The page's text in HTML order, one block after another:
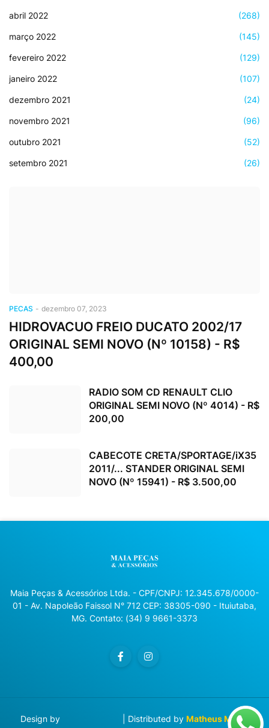
abril 2022 (268)
março 2022 (145)
fevereiro 2022 (129)
janeiro 2022 (107)
dezembro 2021 (24)
novembro 2021 (96)
outubro 2021 (52)
setembro 2021 (26)
PECAS - dezembro 07, 2023
HIDROVACUO FREIO DUCATO 2002/17
ORIGINAL SEMI NOVO (Nº 10158) - R$
400,00
RADIO SOM CD RENAULT CLIO
ORIGINAL SEMI NOVO (Nº 4014) - R$
200,00
CABECOTE CRETA/SPORTAGE/iX35
2011/... STANDER ORIGINAL SEMI
NOVO (Nº 15941) - R$ 3.500,00
Maia Peças & Acessórios Ltda. - CPF/CNPJ: 12.345.678/0000-
01 - Av. Napoleão Faissol N° 712 CEP: 38305-090 - Ituiutaba,
MG. Contato: (34) 9 9661-3373
Design by | Distributed by Matheus Manzi